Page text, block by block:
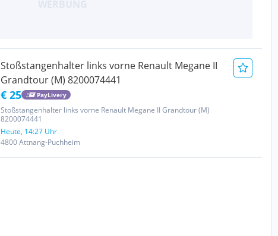
Stoßstangenhalter links vorne Renault Megane II
Grandtour (M) 8200074441
€ 25 PayLivery
Stoßstangenhalter links vorne Renault Megane II Grandtour (M)
8200074441
Heute, 14:27 Uhr
4800 Attnang-Puchheim